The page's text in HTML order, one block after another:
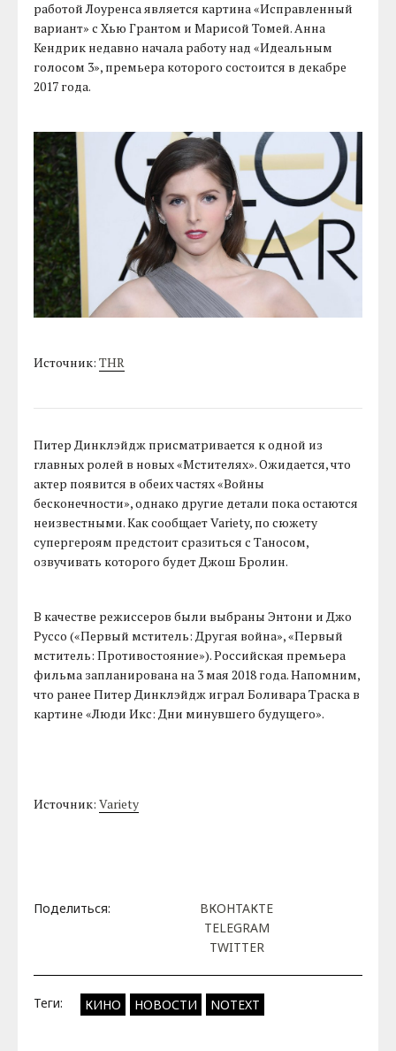
работой Лоуренса является картина «Исправленный
вариант» с Хью Грантом и Марисой Томей. Анна
Кендрик недавно начала работу над «Идеальным
голосом 3», премьера которого состоится в декабре
2017 года.
Источник:THR
Питер Динклэйдж присматривается к одной из
главных ролей в новых «Мстителях». Ожидается, что
актер появится в обеих частях «Войны
бесконечности», однако другие детали пока остаются
неизвестными. Как сообщает Variety, по сюжету
супергероям предстоит сразиться с Таносом,
озвучивать которого будет Джош Бролин.
В качестве режиссеров были выбраны Энтони и Джо
Руссо («Первый мститель: Другая война», «Первый
мститель: Противостояние»). Российская премьера
фильма запланирована на 3 мая 2018 года. Напомним,
что ранее Питер Динклэйдж играл Боливара Траска в
картине «Люди Икс: Дни минувшего будущего».
Источник:Variety
Поделиться:
ВКОНТАКТЕ
TELEGRAM
TWITTER
Теги: КИНО НОВОСТИ NOTEXT